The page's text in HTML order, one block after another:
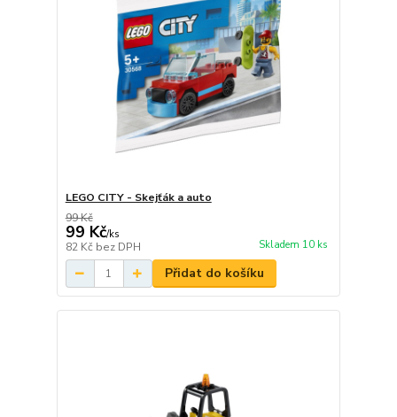
LEGO CITY - Skejťák a auto
99 Kč
99 Kč/ks
82 Kč bez DPH Skladem 10 ks
Přidat do košíku